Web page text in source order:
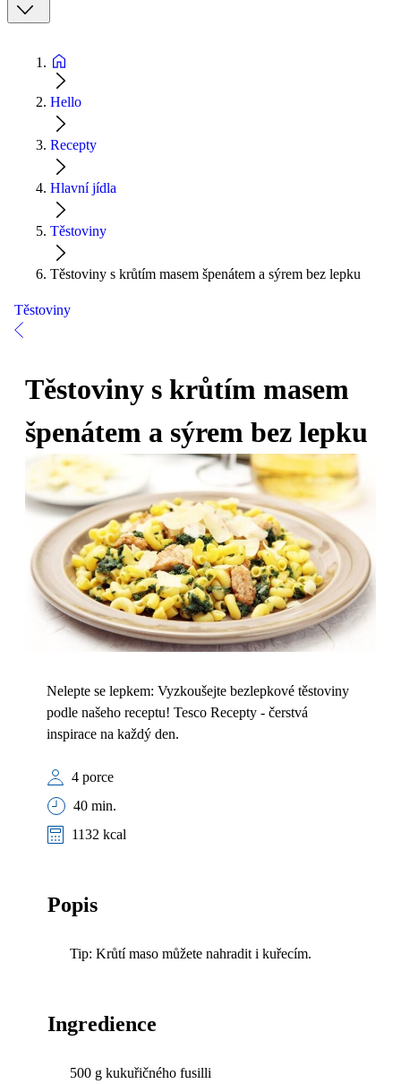
Hello
Recepty
Hlavní jídla
Těstoviny
Těstoviny s krůtím masem špenátem a sýrem bez lepku
Těstoviny
Těstoviny s krůtím masem
špenátem a sýrem bez lepku
Nelepte se lepkem: Vyzkoušejte bezlepkové těstoviny
podle našeho receptu! Tesco Recepty - čerstvá
inspirace na každý den.
4 porce
40 min.
1132 kcal
Popis
Tip: Krůtí maso můžete nahradit i kuřecím.
Ingredience
500 g kukuřičného fusilli